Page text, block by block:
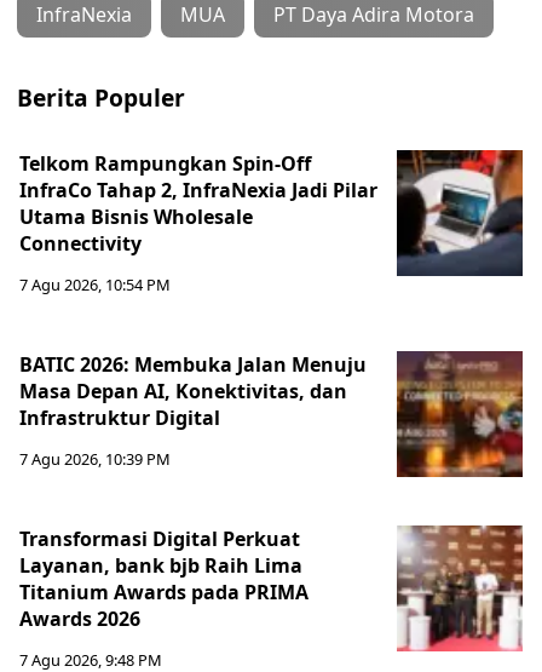
InfraNexia MUA PT Daya Adira Motora
Berita Populer
Telkom Rampungkan Spin-Off
InfraCo Tahap 2, InfraNexia Jadi Pilar
Utama Bisnis Wholesale
Connectivity
7 Agu 2026, 10:54 PM
BATIC 2026: Membuka Jalan Menuju
Masa Depan AI, Konektivitas, dan
Infrastruktur Digital
7 Agu 2026, 10:39 PM
Transformasi Digital Perkuat
Layanan, bank bjb Raih Lima
Titanium Awards pada PRIMA
Awards 2026
7 Agu 2026, 9:48 PM